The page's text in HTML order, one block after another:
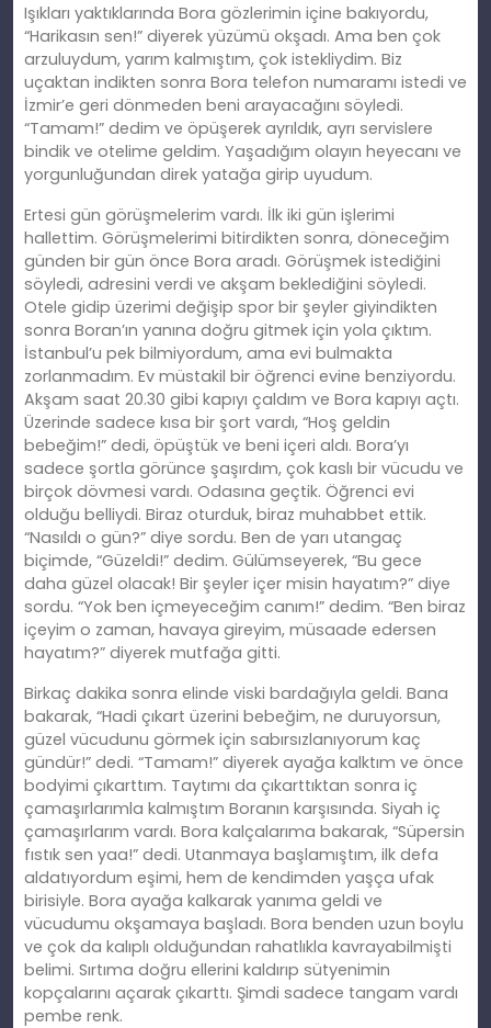
Işıkları yaktıklarında Bora gözlerimin içine bakıyordu,
“Harikasın sen!” diyerek yüzümü okşadı. Ama ben çok
arzuluydum, yarım kalmıştım, çok istekliydim. Biz
uçaktan indikten sonra Bora telefon numaramı istedi ve
İzmir’e geri dönmeden beni arayacağını söyledi.
“Tamam!” dedim ve öpüşerek ayrıldık, ayrı servislere
bindik ve otelime geldim. Yaşadığım olayın heyecanı ve
yorgunluğundan direk yatağa girip uyudum.
Ertesi gün görüşmelerim vardı. İlk iki gün işlerimi
hallettim. Görüşmelerimi bitirdikten sonra, döneceğim
günden bir gün önce Bora aradı. Görüşmek istediğini
söyledi, adresini verdi ve akşam beklediğini söyledi.
Otele gidip üzerimi değişip spor bir şeyler giyindikten
sonra Boran’ın yanına doğru gitmek için yola çıktım.
İstanbul’u pek bilmiyordum, ama evi bulmakta
zorlanmadım. Ev müstakil bir öğrenci evine benziyordu.
Akşam saat 20.30 gibi kapıyı çaldım ve Bora kapıyı açtı.
Üzerinde sadece kısa bir şort vardı, “Hoş geldin
bebeğim!” dedi, öpüştük ve beni içeri aldı. Bora’yı
sadece şortla görünce şaşırdım, çok kaslı bir vücudu ve
birçok dövmesi vardı. Odasına geçtik. Öğrenci evi
olduğu belliydi. Biraz oturduk, biraz muhabbet ettik.
“Nasıldı o gün?” diye sordu. Ben de yarı utangaç
biçimde, “Güzeldi!” dedim. Gülümseyerek, “Bu gece
daha güzel olacak! Bir şeyler içer misin hayatım?” diye
sordu. “Yok ben içmeyeceğim canım!” dedim. “Ben biraz
içeyim o zaman, havaya gireyim, müsaade edersen
hayatım?” diyerek mutfağa gitti.
Birkaç dakika sonra elinde viski bardağıyla geldi. Bana
bakarak, “Hadi çıkart üzerini bebeğim, ne duruyorsun,
güzel vücudunu görmek için sabırsızlanıyorum kaç
gündür!” dedi. “Tamam!” diyerek ayağa kalktım ve önce
bodyimi çıkarttım. Taytımı da çıkarttıktan sonra iç
çamaşırlarımla kalmıştım Boranın karşısında. Siyah iç
çamaşırlarım vardı. Bora kalçalarıma bakarak, “Süpersin
fıstık sen yaa!” dedi. Utanmaya başlamıştım, ilk defa
aldatıyordum eşimi, hem de kendimden yaşça ufak
birisiyle. Bora ayağa kalkarak yanıma geldi ve
vücudumu okşamaya başladı. Bora benden uzun boylu
ve çok da kalıplı olduğundan rahatlıkla kavrayabilmişti
belimi. Sırtıma doğru ellerini kaldırıp sütyenimin
kopçalarını açarak çıkarttı. Şimdi sadece tangam vardı
pembe renk.